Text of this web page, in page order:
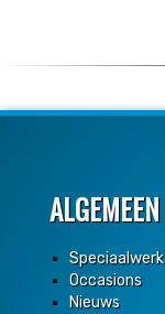
ALGEMEEN
Speciaalwerk
Occasions
Nieuws